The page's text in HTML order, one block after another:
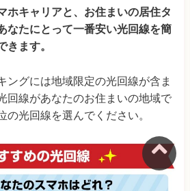
BBIQ (九州エリア限定) 3,805円
J:COM NET 光
NURO光 2,525円
ソフトバンク光 4,345円
する際に最安値になる方法で算定 ・
81社調査し、最もお得な申込窓口で申
・auとSoftBankのセット割は「光
件となるため、光電話の料金も含め
割引は最大額・1人分の適用で算定
はBB.エキサイト（月額550円）で
auひかり」のみの実質月額料金を記
金は変わる可能性がありますので、必ず
ホキャリアと、お住まいの居住タ
なたにとって一番安い光回線を簡
きます。
ングには地域限定の光回線が含ま
回線があなたのお住まいの地域で
の光回線を選んでください。